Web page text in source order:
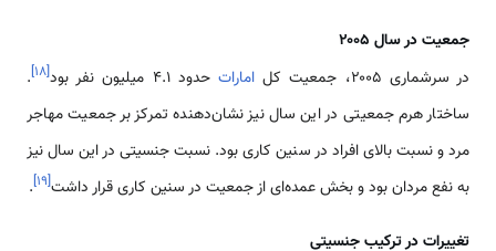
جمعیت در سال ۲۰۰۵
در سرشماری ۲۰۰۵، جمعیت کل
اماراتحدود ۴.۱ میلیون نفر بود [۱۸]
.
ساختار هرم جمعیتی در این سال نیز نشان‌دهنده تمرکز بر جمعیت مهاجر
مرد و نسبت بالای افراد در سنین کاری بود. نسبت جنسیتی در این سال نیز
به نفع مردان بود و بخش عمده‌ای از جمعیت در سنین کاری قرار داشت[۱۹]
.
تغییرات در ترکیب جنسیتی